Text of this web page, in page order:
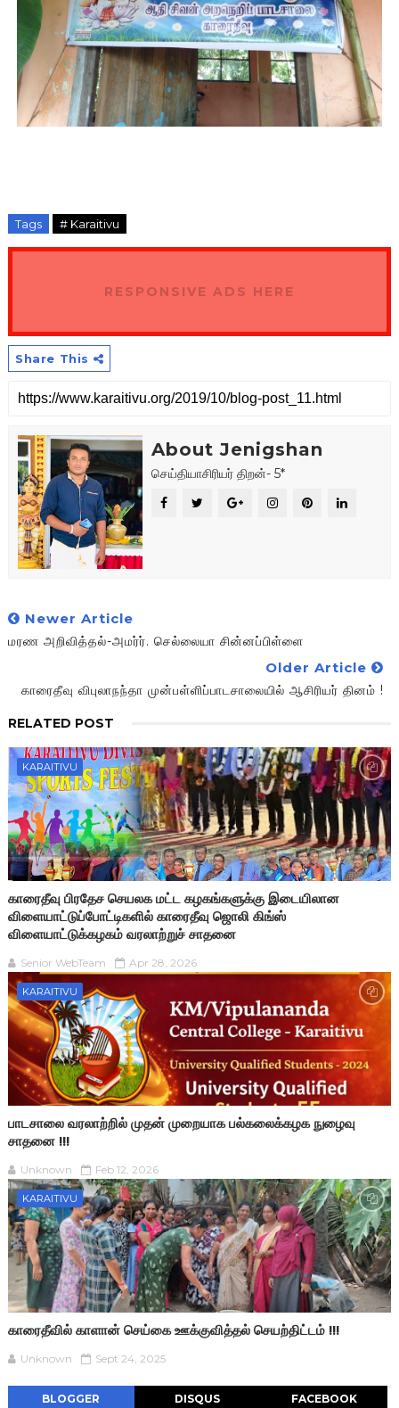
Tags # Karaitivu
RESPONSIVE ADS HERE
Share This
About Jenigshan
செய்தியாசிரியர் திறன்- 5*
Newer Article
மரண அறிவித்தல்-அமர்ர். செல்லையா சின்னப்பிள்ளை
Older Article
காரைதீவு விபுலாநந்தா முன்பள்ளிப்பாடசாலையில் ஆசிரியர் தினம் !
RELATED POST
KARAITIVU
காரைதீவு பிரதேச செயலக மட்ட கழகங்களுக்கு இடையிலான
விளையாட்டுப்போட்டிகளில் காரைதீவு ஜொலி கிங்ஸ்
விளையாட்டுக்கழகம் வரலாற்றுச் சாதனை
Senior WebTeam Apr 28, 2026
KARAITIVU
பாடசாலை வரலாற்றில் முதன் முறையாக பல்கலைக்கழக நுழைவு
சாதனை !!!
Unknown Feb 12, 2026
KARAITIVU
காரைதீவில் காளான் செய்கை ஊக்குவித்தல் செயற்திட்டம் !!!
Unknown Sept 24, 2025
BLOGGER DISQUS FACEBOOK